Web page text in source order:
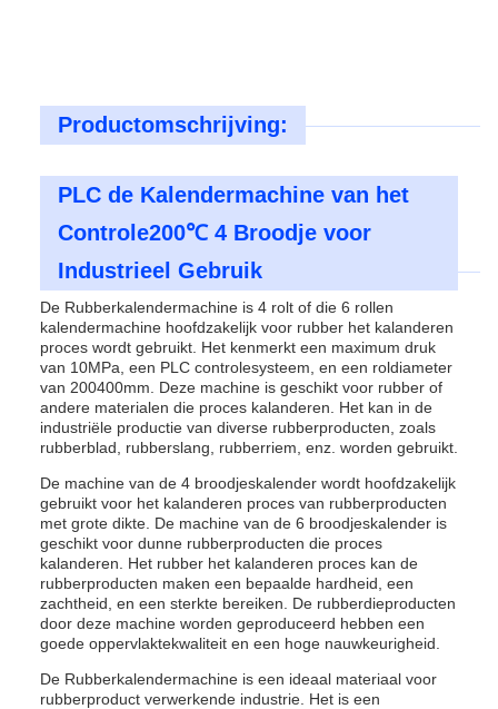
Productomschrijving:
PLC de Kalendermachine van het
Controle200℃ 4 Broodje voor
Industrieel Gebruik
De Rubberkalendermachine is 4 rolt of die 6 rollen
kalendermachine hoofdzakelijk voor rubber het kalanderen
proces wordt gebruikt. Het kenmerkt een maximum druk
van 10MPa, een PLC controlesysteem, en een roldiameter
van 200400mm. Deze machine is geschikt voor rubber of
andere materialen die proces kalanderen. Het kan in de
industriële productie van diverse rubberproducten, zoals
rubberblad, rubberslang, rubberriem, enz. worden gebruikt.
De machine van de 4 broodjeskalender wordt hoofdzakelijk
gebruikt voor het kalanderen proces van rubberproducten
met grote dikte. De machine van de 6 broodjeskalender is
geschikt voor dunne rubberproducten die proces
kalanderen. Het rubber het kalanderen proces kan de
rubberproducten maken een bepaalde hardheid, een
zachtheid, en een sterkte bereiken. De rubberdieproducten
door deze machine worden geproduceerd hebben een
goede oppervlaktekwaliteit en een hoge nauwkeurigheid.
De Rubberkalendermachine is een ideaal materiaal voor
rubberproduct verwerkende industrie. Het is een